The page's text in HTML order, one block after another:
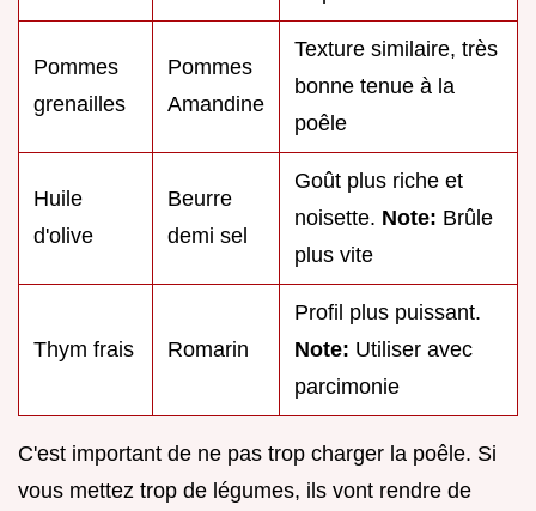
Pommes
grenailles
Pommes
Amandine
Texture similaire, très
bonne tenue à la
poêle
Huile
d'olive
Beurre
demi sel
Goût plus riche et
noisette. Note: Brûle
plus vite
Thym frais Romarin
Profil plus puissant.
Note: Utiliser avec
parcimonie
C'est important de ne pas trop charger la poêle. Si
vous mettez trop de légumes, ils vont rendre de